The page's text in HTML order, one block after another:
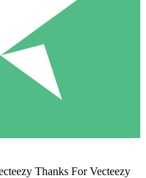
Thanks For Vecteezy